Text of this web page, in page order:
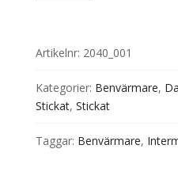
mängd
Artikelnr: 2040_001
Kategorier: Benvärmare,
Stickat, Stickat
Taggar: Benvärmare,